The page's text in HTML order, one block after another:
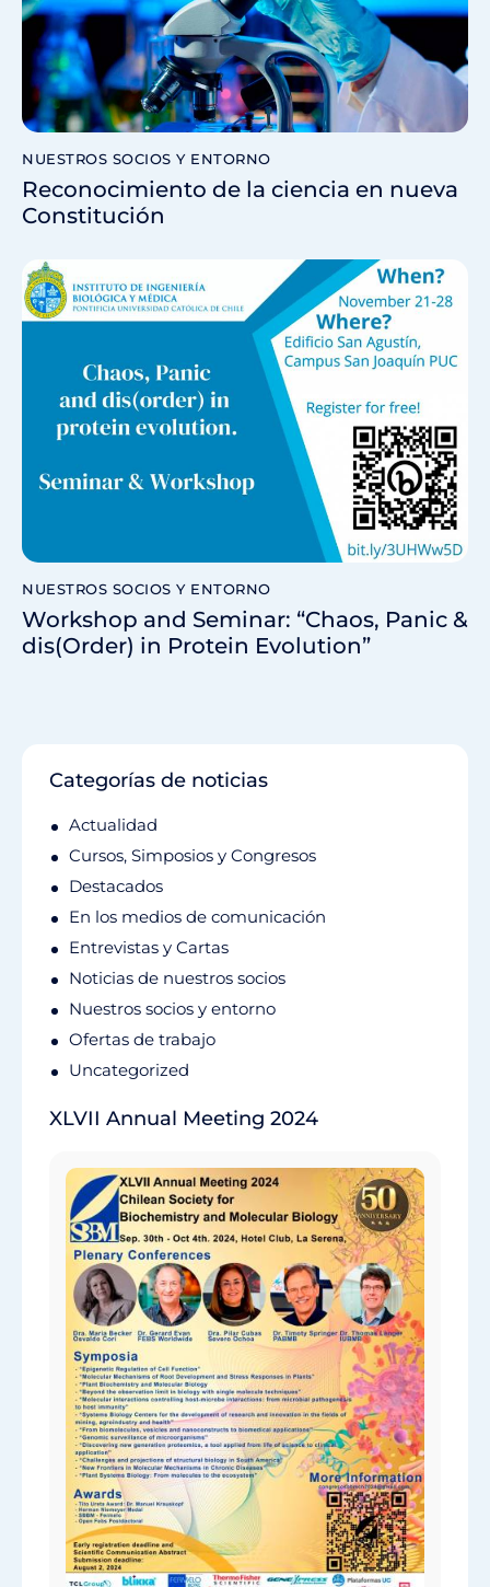
NUESTROS SOCIOS Y ENTORNO
Reconocimiento de la ciencia en nueva
Constitución
NUESTROS SOCIOS Y ENTORNO
Workshop and Seminar: “Chaos, Panic &
dis(Order) in Protein Evolution”
Categorías de noticias
Actualidad
Cursos, Simposios y Congresos
Destacados
En los medios de comunicación
Entrevistas y Cartas
Noticias de nuestros socios
Nuestros socios y entorno
Ofertas de trabajo
Uncategorized
XLVII Annual Meeting 2024